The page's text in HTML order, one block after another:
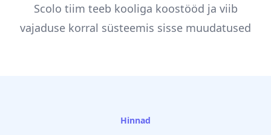
Scolo tiim teeb kooliga koostööd ja viib
vajaduse korral süsteemis sisse muudatused
Hinnad